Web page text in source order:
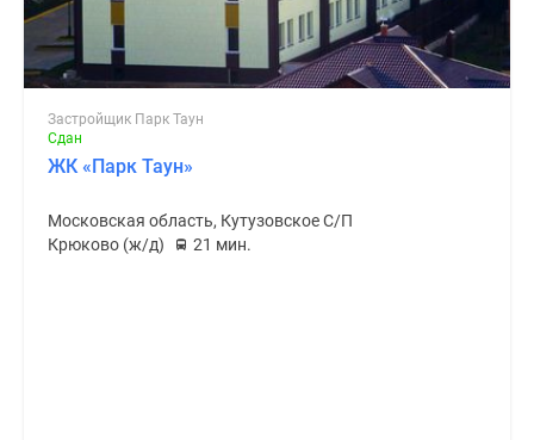
Застройщик Парк Таун
Сдан
ЖК «Парк Таун»
Московская область, Кутузовское С/П
Крюково (ж/д)
21 мин.